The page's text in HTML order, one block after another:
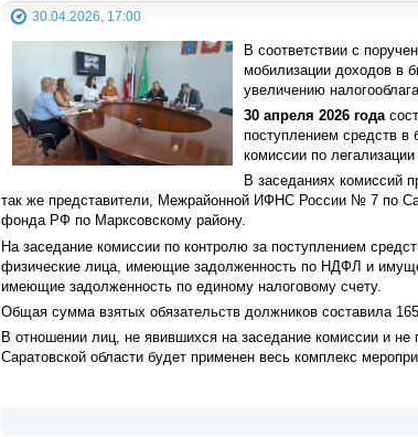
30.04.2026, 17:00
В соответствии с
мобилизации доходов в
увеличению
30 апреля 2026 года
поступлением средств
комиссии по
В заседаниях комиссий
так же представители, Межрайонной ИФНС России № 7 по
фонда РФ по Марксовскому району.
На заседание комиссии по контролю за поступлением
физические лица, имеющие задолженность по НДФЛ и
имеющие задолженность по единому налоговому счету.
Общая сумма взятых обязательств должников составила
В отношении лиц, не явившихся на заседание комиссии и
Саратовской области будет применен весь комплекс